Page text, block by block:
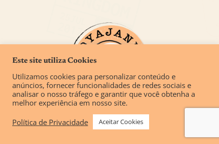
© COPYRIGHT 2026 - VOYAJANDO | TODOS OS
Este site utiliza Cookies
Utilizamos cookies para personalizar conteúdo e
anúncios, fornecer funcionalidades de redes sociais e
analisar o nosso tráfego e garantir que você obtenha a
melhor experiência em nosso site.
Política de Privacidade
Aceitar Cookies